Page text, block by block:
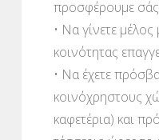
προσφέρουμε σάς
• Να γίνετε
κοινότητας
• Να έχετε
κοινόχρηστους
καφετέρια) και